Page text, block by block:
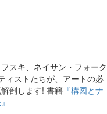
スキ、ネイサン・フォーク
ィストたちが、アートの必
剖します! 書籍 『構図とナ